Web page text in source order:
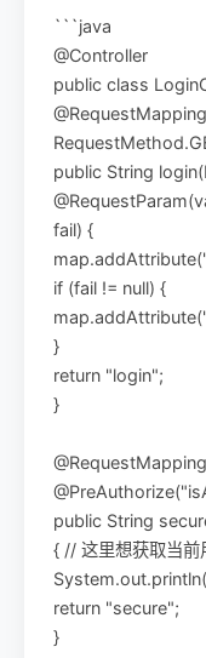
```java
@Controller
public class
public String
fail) {
if (fail != null) {
}
return "login";
}
public String
{ // 这里想获取当前
return "secure";
}